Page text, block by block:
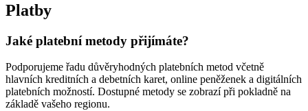
Platby
Jaké platební metody přijímáte?
Podporujeme řadu důvěryhodných platebních metod včetně
hlavních kreditních a debetních karet, online peněženek a digitálních
platebních možností. Dostupné metody se zobrazí při pokladně na
základě vašeho regionu.